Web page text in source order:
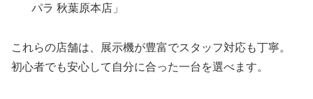
パラ 秋葉原本店」
これらの店舗は、展示機が豊富でスタッフ対応も丁寧。
初心者でも安心して自分に合った一台を選べます。